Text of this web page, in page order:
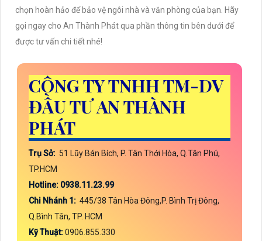
chọn hoàn hảo để bảo vệ ngôi nhà và văn phòng của bạn. Hãy
gọi ngay cho An Thành Phát qua phần thông tin bên dưới để
được tư vấn chi tiết nhé!
CÔNG TY TNHH TM-DV
ĐẦU TƯ AN THÀNH
PHÁT
Trụ Sở: 51 Lũy Bán Bích, P. Tân Thới Hòa, Q.Tân Phú,
TP.HCM
Hotline: 0938.11.23.99
Chi Nhánh 1: 445/38 Tân Hòa Đông,P. Bình Trị Đông,
Q.Bình Tân, TP. HCM
Kỹ Thuật:0906.855.330